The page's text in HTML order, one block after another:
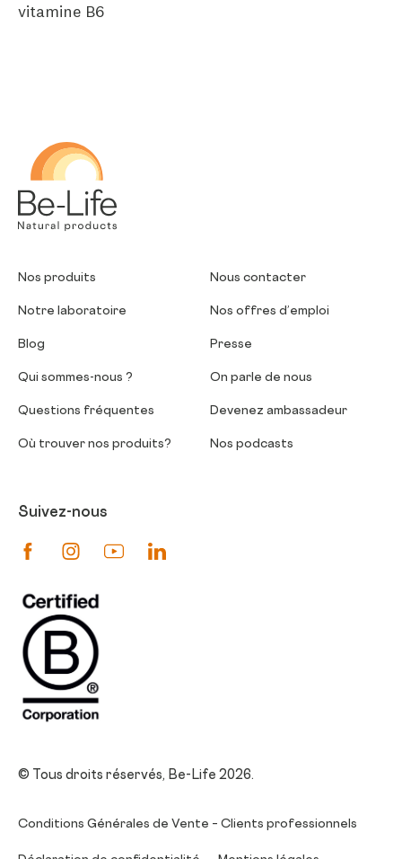
vitamine B6
Nos produits
Notre laboratoire
Blog
Qui sommes-nous ?
Questions fréquentes
Où trouver nos produits?
Nous contacter
Nos offres d’emploi
Presse
On parle de nous
Devenez ambassadeur
Nos podcasts
Suivez-nous
Suivez-nous sur Facebook
Suivez-nous sur Instagram
Suivez-nous sur Youtube
© Tous droits réservés, Be-Life 2026.
Conditions Générales de Vente – Clients professionnels